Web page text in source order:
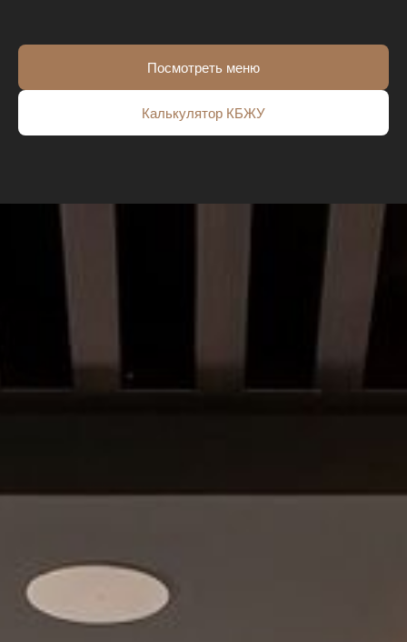
Посмотреть меню
Калькулятор КБЖУ